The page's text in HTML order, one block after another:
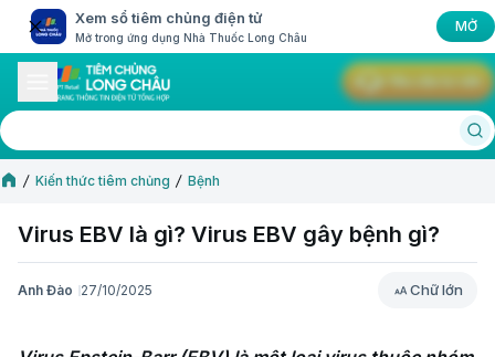
Xem sổ tiêm chủng điện tử
Mở trong ứng dụng Nhà Thuốc Long Châu
MỞ
Kiến thức tiêm chủng Bệnh
Virus EBV là gì? Virus EBV gây bệnh gì?
Anh Đào 27/10/2025 Chữ lớn
Chữ lớn